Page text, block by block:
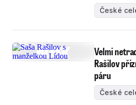
České
Velmi
Rašilov
páru
České